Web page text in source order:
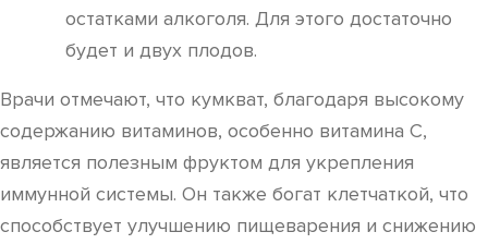
остатками алкоголя. Для этого достаточно
будет и двух плодов.
Врачи отмечают, что кумкват, благодаря высокому
содержанию витаминов, особенно витамина C,
является полезным фруктом для укрепления
иммунной системы. Он также богат клетчаткой, что
способствует улучшению пищеварения и снижению